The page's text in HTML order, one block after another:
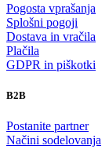
Pogosta vprašanja
Splošni pogoji
Dostava in vračila
Plačila
GDPR in piškotki
B2B
Postanite partner
Načini sodelovanja